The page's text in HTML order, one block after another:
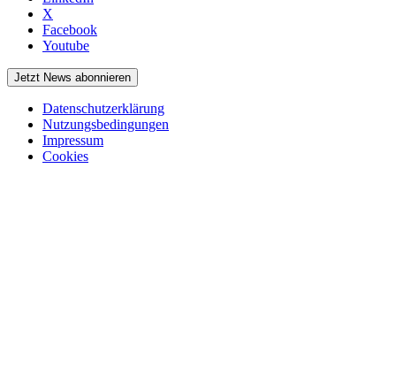
X
Facebook
Youtube
Jetzt News abonnieren
Datenschutzerklärung
Nutzungsbedingungen
Impressum
Cookies